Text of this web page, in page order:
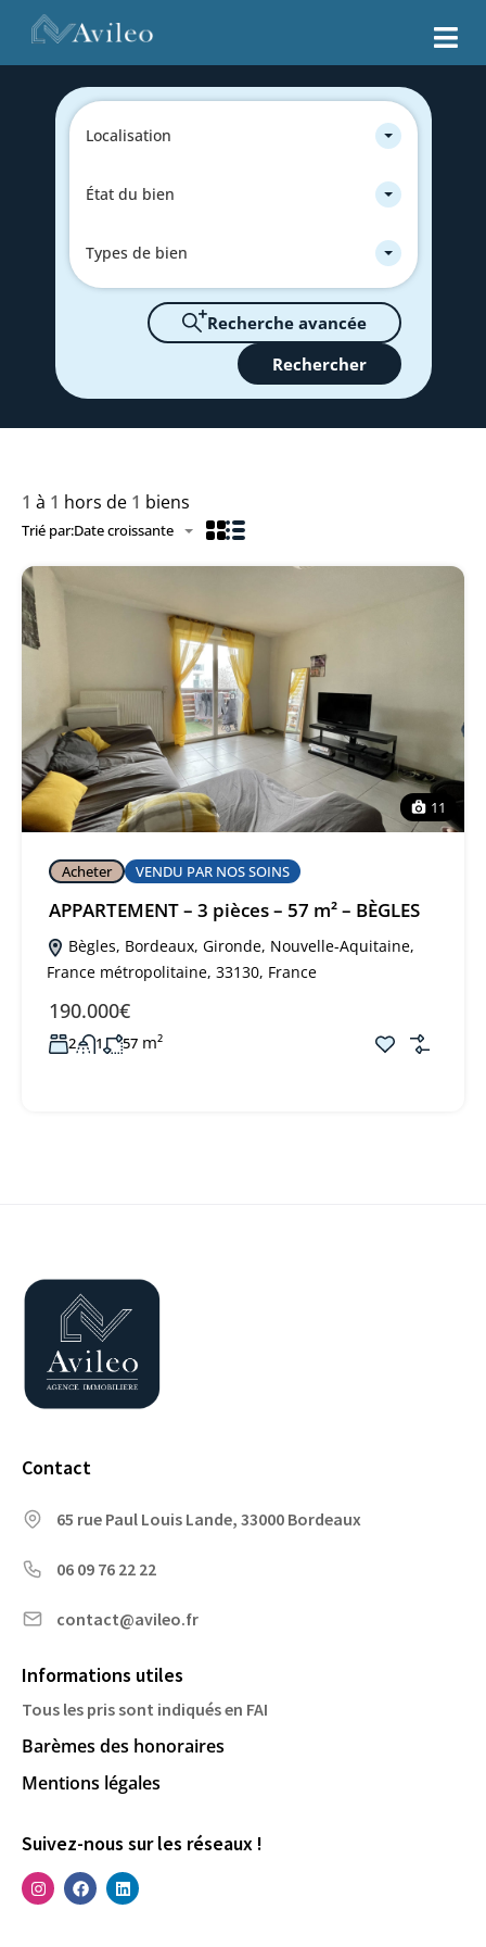
Localisation
État du bien
Types de bien
Recherche avancée
Rechercher
1 à 1 hors de 1 biens
Trié par:Date croissante
11
Acheter VENDU PAR NOS SOINS
APPARTEMENT – 3 pièces – 57 m² – BÈGLES
Bègles, Bordeaux, Gironde, Nouvelle-Aquitaine,
France métropolitaine, 33130, France
190.000€
2 1 57 m²
Contact
65 rue Paul Louis Lande, 33000 Bordeaux
06 09 76 22 22
contact@avileo.fr
Informations utiles
Tous les pris sont indiqués en FAI
Barèmes des honoraires
Mentions légales
Suivez-nous sur les réseaux !